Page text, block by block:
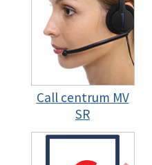
Call centrum MV
SR